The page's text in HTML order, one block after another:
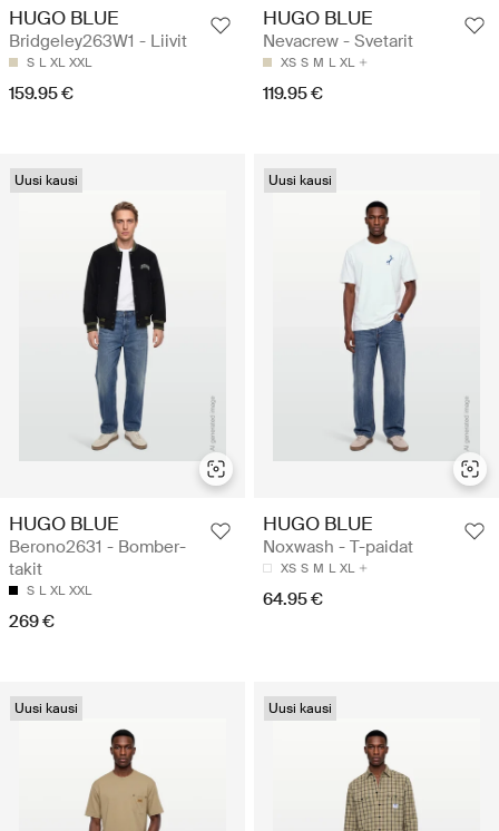
HUGO BLUE
Bridgeley263W1 - Liivit
S L XL XXL
159.95 €
HUGO BLUE
Nevacrew - Svetarit
XS S M L XL
119.95 €
Uusi kausi
HUGO BLUE
Berono2631 - Bomber-
takit
S L XL XXL
269 €
Uusi kausi
HUGO BLUE
Noxwash - T-paidat
XS S M L XL
64.95 €
Uusi kausi Uusi kausi